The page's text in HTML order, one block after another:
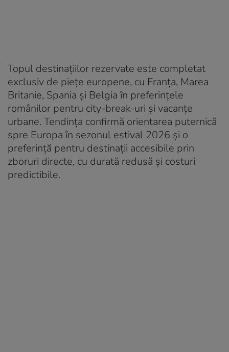
Topul destinațiilor rezervate este completat
exclusiv de piețe europene, cu Franța, Marea
Britanie, Spania și Belgia în preferințele
românilor pentru city-break-uri și vacanțe
urbane. Tendința confirmă orientarea puternică
spre Europa în sezonul estival 2026 și o
preferință pentru destinații accesibile prin
zboruri directe, cu durată redusă și costuri
predictibile.